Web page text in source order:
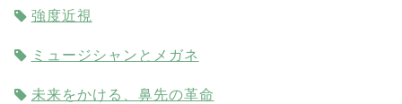
強度近視
ミュージシャンとメガネ
未来をかける、鼻先の革命